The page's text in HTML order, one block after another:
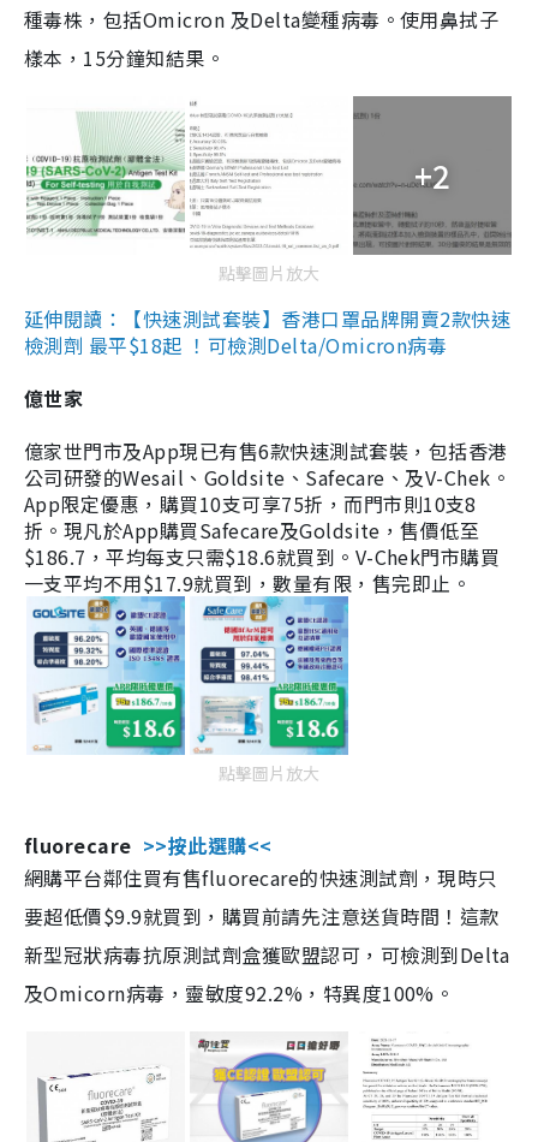
種毒株，包括Omicron 及Delta變種病毒。使用鼻拭子
樣本，15分鐘知結果。
+2
點擊圖片放大
延伸閱讀：【快速測試套裝】香港口罩品牌開賣2款快速
檢測劑 最平$18起 ！可檢測Delta/Omicron病毒
億世家
億家世門市及App現已有售6款快速測試套裝，包括香港
公司研發的Wesail、Goldsite、Safecare、及V-Chek。
App限定優惠，購買10支可享75折，而門市則10支8
折。現凡於App購買Safecare及Goldsite，售價低至
$186.7，平均每支只需$18.6就買到。V-Chek門市購買
一支平均不用$17.9就買到，數量有限，售完即止。
點擊圖片放大
fluorecare >>按此選購<<
網購平台鄰住買有售fluorecare的快速測試劑，現時只
要超低價$9.9就買到，購買前請先注意送貨時間！這款
新型冠狀病毒抗原測試劑盒獲歐盟認可，可檢測到Delta
及Omicorn病毒，靈敏度92.2%，特異度100%。